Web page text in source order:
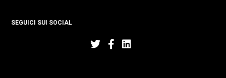
SEGUICI SUI SOCIAL